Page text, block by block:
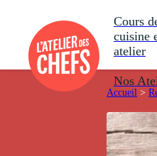
Cours
cuisine
atelier
Nos
Accueil >